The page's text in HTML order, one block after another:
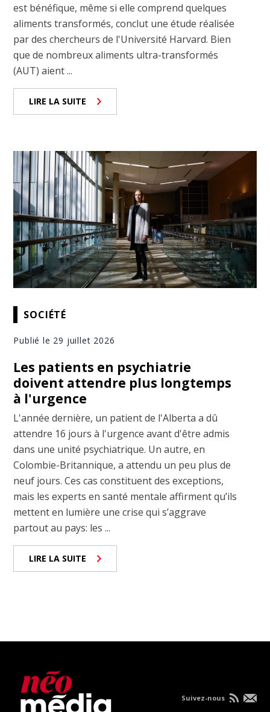
est bénéfique, même si elle comprend quelques
aliments transformés, conclut une étude réalisée
par des chercheurs de l'Université Harvard. Bien
que de nombreux aliments ultra-transformés
(AUT) aient ...
LIRE LA SUITE
SOCIÉTÉ
Publié le 29 juillet 2026
Les patients en psychiatrie
doivent attendre plus longtemps
à l'urgence
L'année dernière, un patient de l'Alberta a dû
attendre 16 jours à l'urgence avant d'être admis
dans une unité psychiatrique. Un autre, en
Colombie-Britannique, a attendu un peu plus de
neuf jours. Ces cas constituent des exceptions,
mais les experts en santé mentale affirment qu’ils
mettent en lumière une crise qui s’aggrave
partout au pays: les ...
LIRE LA SUITE
Suivez-nous